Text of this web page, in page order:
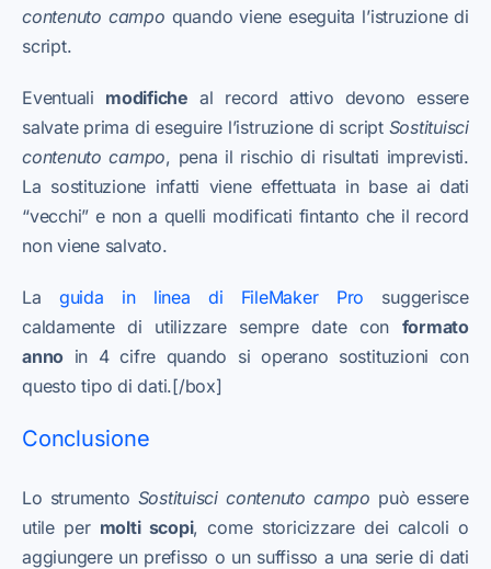
contenuto campo quando viene eseguita l’istruzione di
script.
Eventuali modifiche al record attivo devono essere
salvate prima di eseguire l’istruzione di script Sostituisci
contenuto campo, pena il rischio di risultati imprevisti.
La sostituzione infatti viene effettuata in base ai dati
“vecchi” e non a quelli modificati fintanto che il record
non viene salvato.
La guida in linea di FileMaker Pro suggerisce
caldamente di utilizzare sempre date con formato
anno in 4 cifre quando si operano sostituzioni con
questo tipo di dati.[/box]
Conclusione
Lo strumento Sostituisci contenuto campo può essere
utile per molti scopi, come storicizzare dei calcoli o
aggiungere un prefisso o un suffisso a una serie di dati